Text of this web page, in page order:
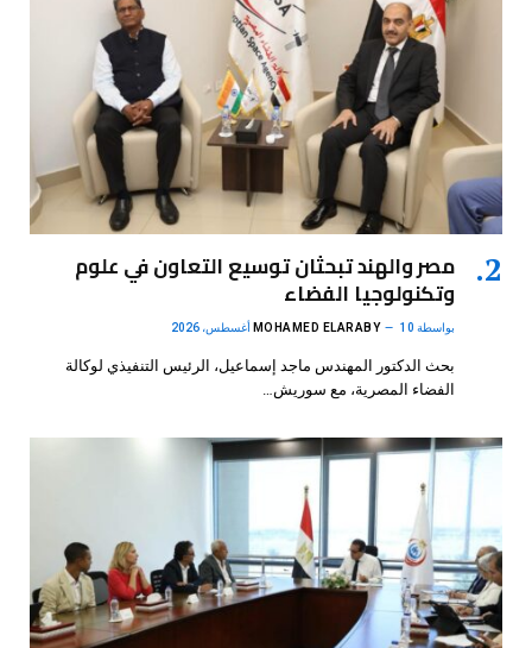
مصر والهند تبحثان توسيع التعاون في علوم
وتكنولوجيا الفضاء
بواسطة MOHAMED ELARABY 10 أغسطس، 2026
بحث الدكتور المهندس ماجد إسماعيل، الرئيس التنفيذي لوكالة
الفضاء المصرية، مع سوريش…